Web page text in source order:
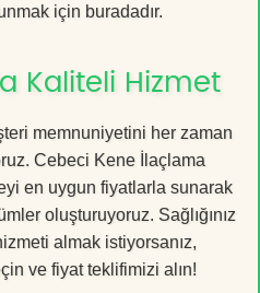
için buradadır.
Kaliteli Hizmet
memnuniyetini her zaman
Cebeci Kene İlaçlama
en uygun fiyatlarla sunarak
oluşturuyoruz. Sağlığınız
almak istiyorsanız,
ve fiyat teklifimizi alın!